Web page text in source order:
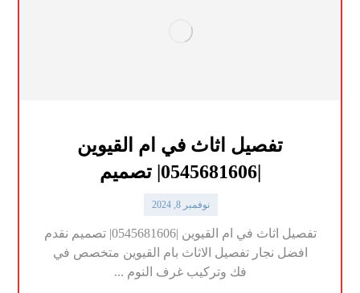
تفصيل اثاث في ام القيوين
|0545681606| تصميم
نوفمبر 8, 2024
تفصيل اثاث في ام القيوين |0545681606| تصميم نقدم
افضل نجار تفصيل الاثاث بام القيوين متخصص في
فك وتركيب غرف النوم ...